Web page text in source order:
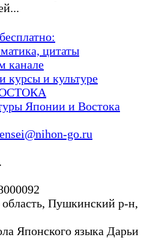
цитаты
канале
курсы и культуре
Японии и Востока
go.ru
Пушкинский р-н,
Японского языка Дарьи